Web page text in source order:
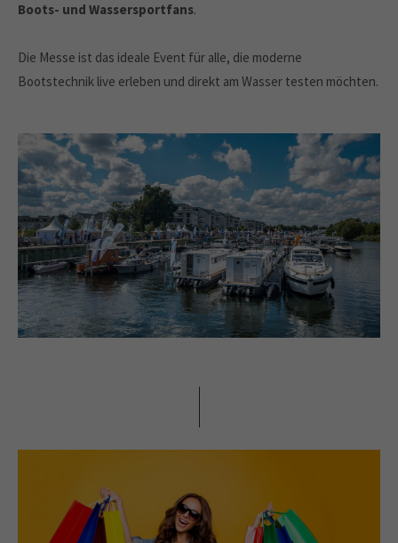
Boots- und Wassersportfans.
Die Messe ist das ideale Event für alle, die moderne
Bootstechnik live erleben und direkt am Wasser testen möchten.